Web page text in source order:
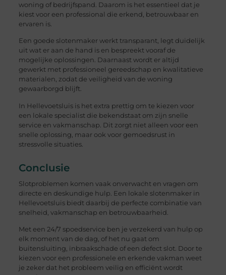
woning of bedrijfspand. Daarom is het essentieel dat je
kiest voor een professional die erkend, betrouwbaar en
ervaren is.
Een goede slotenmaker werkt transparant, legt duidelijk
uit wat er aan de hand is en bespreekt vooraf de
mogelijke oplossingen. Daarnaast wordt er altijd
gewerkt met professioneel gereedschap en kwalitatieve
materialen, zodat de veiligheid van de woning
gewaarborgd blijft.
In Hellevoetsluis is het extra prettig om te kiezen voor
een lokale specialist die bekendstaat om zijn snelle
service en vakmanschap. Dit zorgt niet alleen voor een
snelle oplossing, maar ook voor gemoedsrust in
stressvolle situaties.
Conclusie
Slotproblemen komen vaak onverwacht en vragen om
directe en deskundige hulp. Een lokale slotenmaker in
Hellevoetsluis biedt daarbij de perfecte combinatie van
snelheid, vakmanschap en betrouwbaarheid.
Met een 24/7 spoedservice ben je verzekerd van hulp op
elk moment van de dag, of het nu gaat om
buitensluiting, inbraakschade of een defect slot. Door te
kiezen voor een professionele en erkende vakman weet
je zeker dat het probleem veilig en efficiënt wordt